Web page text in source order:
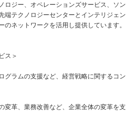
ロジー、オペレーションズサービス、ソン
端テクノロジーセンターとインテリジェン
のネットワークを活用し提供しています。
ス＞
グラムの支援など、経営戦略に関するコン
変革、業務改善など、企業全体の変革を支